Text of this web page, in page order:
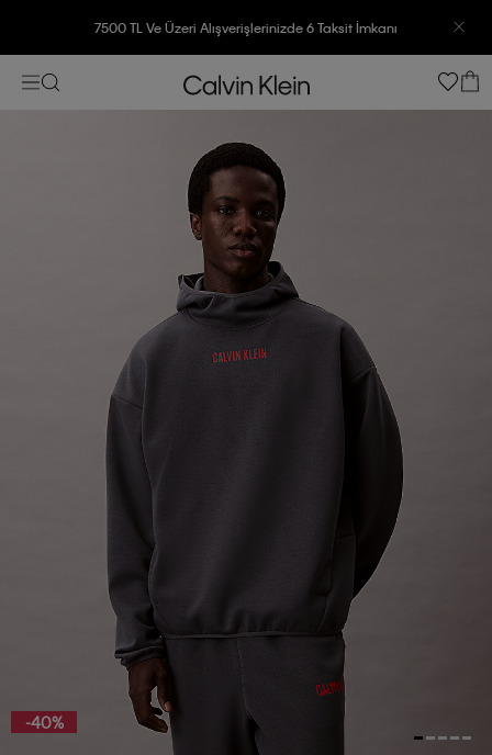
7500 TL Ve Üzeri Alışverişlerinizde 6 Taksit İmkanı
-40%